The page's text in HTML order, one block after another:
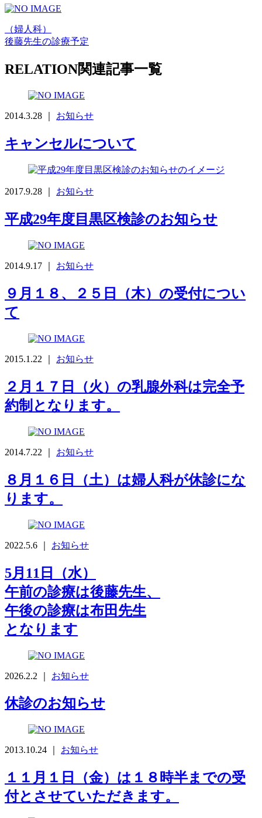
（婦人科）
後藤先生の診療予定
RELATION関連記事一覧
2014.3.28 ｜ お知らせ
キャンセルについて
2017.9.28 ｜ お知らせ
平成29年度目黒区検診のお知らせ
2014.9.17 ｜ お知らせ
９月１８、２５日（木）の受付につい
て
2015.1.22 ｜ お知らせ
２月１７日（火）の乳腺外科は完全予
約制となります。
2014.7.22 ｜ お知らせ
８月１６日（土）は婦人科が休診にな
ります。
2022.5.6 ｜ お知らせ
5月11日（水）
午前の診療は後藤先生、
午後の診療は布田先生
となります
2026.2.2 ｜ お知らせ
休診のお知らせ
2013.10.24 ｜ お知らせ
１１月１日（金）は１８時半までの受
付とさせていただきます。